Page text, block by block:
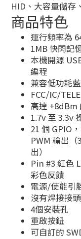
HID、大容量儲存
商品特色
運行頻率為
1MB 快閃記
本機開源
編程
兼容低功耗
FCC/IC/
高達 +8dBm
1.7v 至 3.3v
21 個 GPIO
PWM 輸出
出）
Pin #3 紅色
彩色反饋
電源/使能引
沒有焊接接頭
4個安裝孔
重啟按鈕
可自訂的